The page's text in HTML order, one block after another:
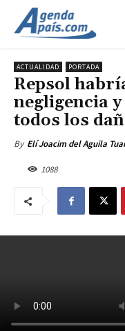
ACTUALIDAD PORTADA
Repsol
negligencia
todos los
By Elí Joacim del Aguila
1088